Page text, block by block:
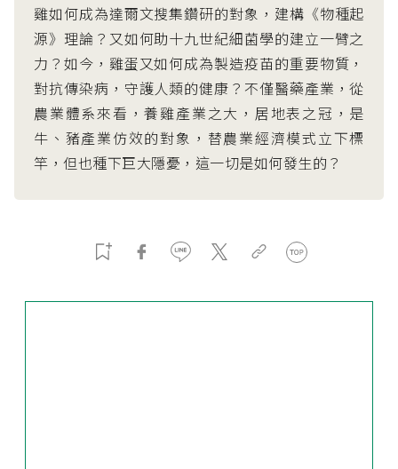
雞如何成為達爾文搜集鑽研的對象，建構《物種起
源》理論？又如何助十九世紀細菌學的建立一臂之
力？如今，雞蛋又如何成為製造疫苗的重要物質，
對抗傳染病，守護人類的健康？不僅醫藥產業，從
農業體系來看，養雞產業之大，居地表之冠，是
牛、豬產業仿效的對象，替農業經濟模式立下標
竿，但也種下巨大隱憂，這一切是如何發生的？